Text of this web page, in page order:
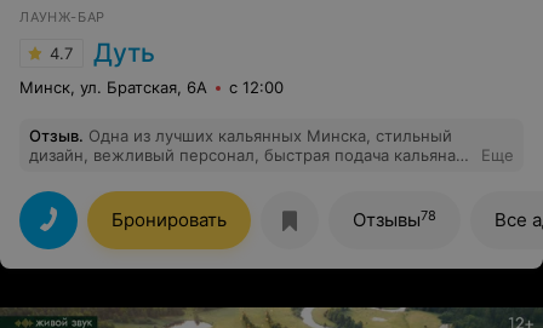
ЛАУНЖ-БАР
4.7 Дуть
Минск, ул. Братская, 6А с 12:00
Отзыв. Одна из лучших кальянных Минска, стильный
дизайн, вежливый персонал, быстрая подача кальяна,
Еще
Бронировать Отзывы78 Все